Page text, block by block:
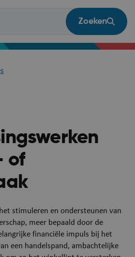
Zoeken
of
stimuleren en ondersteunen van
meer bepaald door de
financiële impuls bij het
een handelspand, ambachtelijke